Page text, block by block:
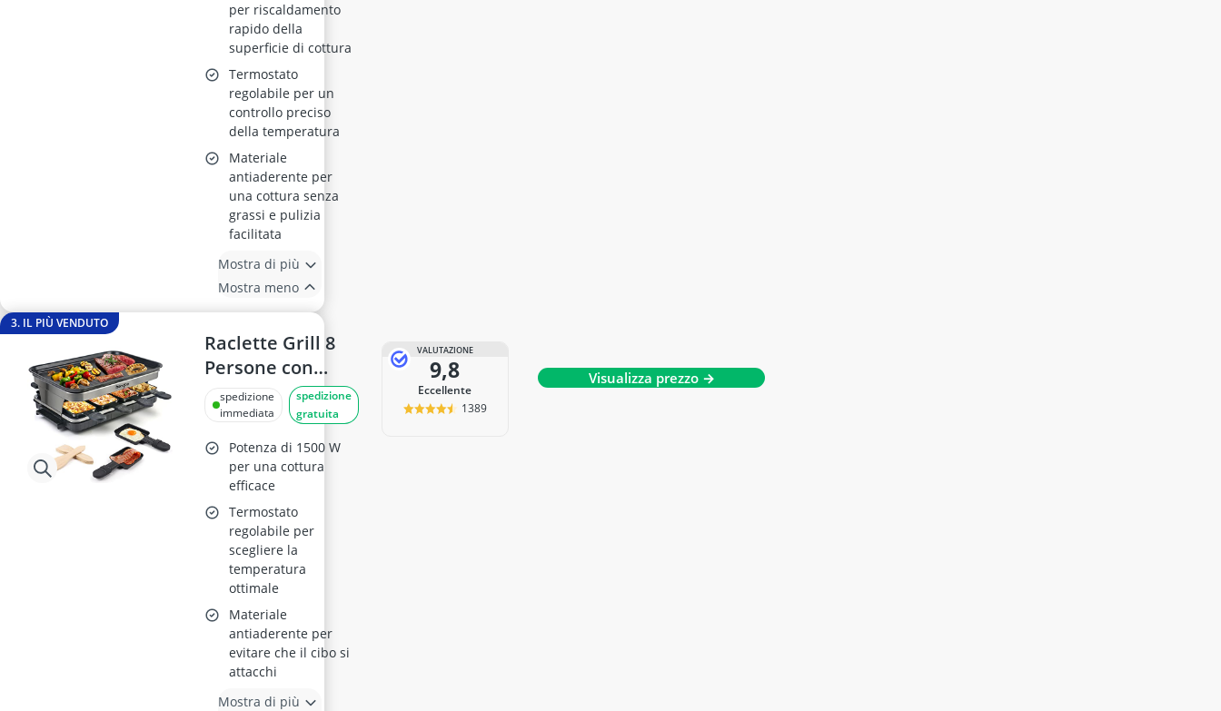
per riscaldamento
rapido della
superficie di cottura
Termostato
regolabile per un
controllo preciso
della temperatura
Materiale
antiaderente per
una cottura senza
grassi e pulizia
facilitata
Mostra di più
Mostra meno
3. IL PIÙ VENDUTO
Raclette Grill 8
Persone con
Piastra in
Alluminio e 8
Pentolini, 1500
Watt
spedizione
immediata
spedizione
gratuita
Potenza di 1500 W
per una cottura
efficace
Termostato
regolabile per
scegliere la
temperatura
ottimale
Materiale
antiaderente per
evitare che il cibo si
attacchi
Mostra di più
VALUTAZIONE
9,8
Eccellente
1389
Visualizza prezzo →